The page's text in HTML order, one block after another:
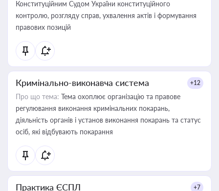
Конституційним Судом України конституційного
контролю, розгляду справ, ухвалення актів і формування
правових позицій
Кримінально-виконавча система +12
Про що тема: Тема охоплює організацію та правове
регулювання виконання кримінальних покарань,
діяльність органів і установ виконання покарань та статус
осіб, які відбувають покарання
Практика ЄСПЛ +7